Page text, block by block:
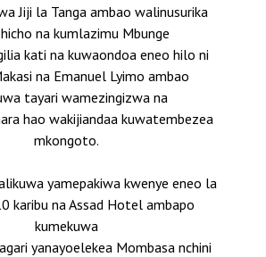
Jiji la Tanga ambao walinusurika
na kumlazimu Mbunge
kati na kuwaondoa eneo hilo ni
na Emanuel Lyimo ambao
tayari wamezingizwa na
hao wakijiandaa kuwatembezea
mkongoto.
yamepakiwa kwenye eneo la
karibu na Assad Hotel ambapo
kumekuwa
yanayoelekea Mombasa nchini